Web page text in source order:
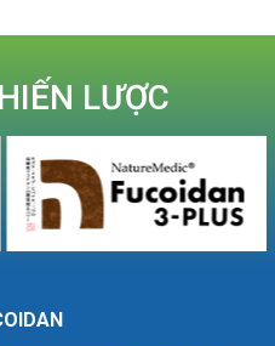
LƯỢC